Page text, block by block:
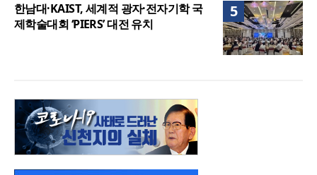
5
한남대·KAIST, 세계적 광자·전자기학 국
제학술대회 ‘PIERS’ 대전 유치